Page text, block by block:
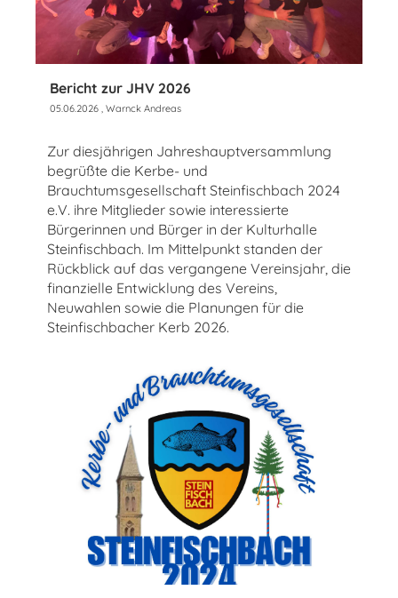
Bericht zur JHV 2026
05.06.2026 , Warnck Andreas
Zur diesjährigen Jahreshauptversammlung
begrüßte die Kerbe- und
Brauchtumsgesellschaft Steinfischbach 2024
e.V. ihre Mitglieder sowie interessierte
Bürgerinnen und Bürger in der Kulturhalle
Steinfischbach. Im Mittelpunkt standen der
Rückblick auf das vergangene Vereinsjahr, die
finanzielle Entwicklung des Vereins,
Neuwahlen sowie die Planungen für die
Steinfischbacher Kerb 2026.